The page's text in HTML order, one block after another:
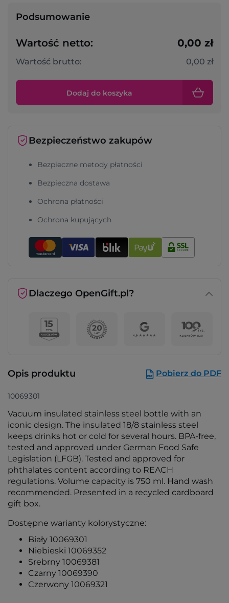
Podsumowanie
Wartość netto: 0,00 zł
Wartość brutto: 0,00 zł
Dodaj do koszyka
Bezpieczeństwo zakupów
Bezpieczne metody płatności
Bezpieczna dostawa
Ochrona płatności
Ochrona kupujących
Dlaczego OpenGift.pl?
Opis produktu Pobierz do PDF
10069301
Vacuum insulated stainless steel bottle with an
iconic design. The insulated 18/8 stainless steel
keeps drinks hot or cold for several hours. BPA-free,
tested and approved under German Food Safe
Legislation (LFGB). Tested and approved for
phthalates content according to REACH
regulations. Volume capacity is 750 ml. Hand wash
recommended. Presented in a recycled cardboard
gift box.
Dostępne warianty kolorystyczne:
Biały 10069301
Niebieski 10069352
Srebrny 10069381
Czarny 10069390
Czerwony 10069321